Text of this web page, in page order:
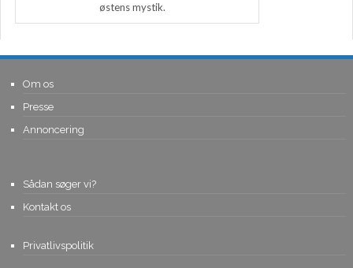
østens mystik.
Om os
Presse
Annoncering
Sådan søger vi?
Kontakt os
Privatlivspolitik